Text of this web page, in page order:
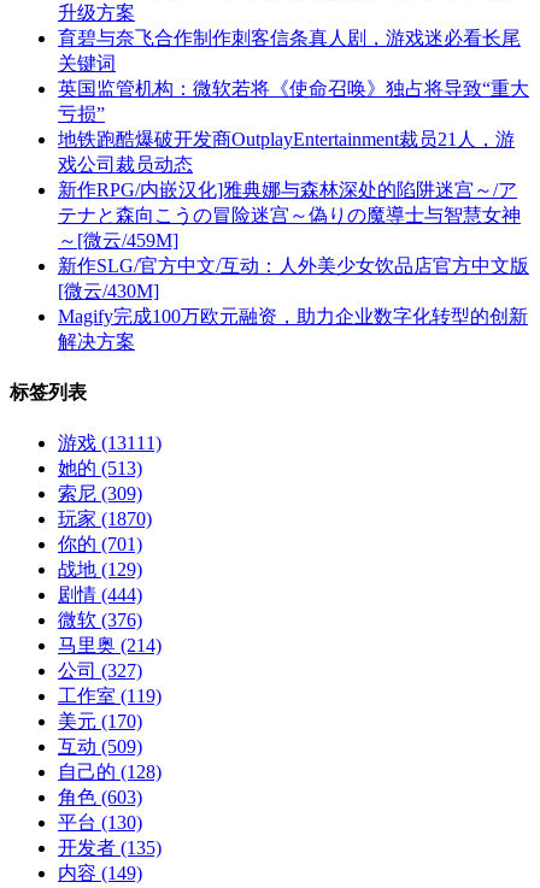
升级方案
育碧与奈飞合作制作刺客信条真人剧，游戏迷必看长尾
关键词
英国监管机构：微软若将《使命召唤》独占将导致“重大
亏损”
地铁跑酷爆破开发商OutplayEntertainment裁员21人，游
戏公司裁员动态
新作RPG/内嵌汉化]雅典娜与森林深处的陷阱迷宫～/ア
テナと森向こうの冒险迷宫～偽りの魔導士与智慧女神
～[微云/459M]
新作SLG/官方中文/互动：人外美少女饮品店官方中文版
[微云/430M]
Magify完成100万欧元融资，助力企业数字化转型的创新
解决方案
标签列表
游戏 (13111)
她的 (513)
索尼 (309)
玩家 (1870)
你的 (701)
战地 (129)
剧情 (444)
微软 (376)
马里奥 (214)
公司 (327)
工作室 (119)
美元 (170)
互动 (509)
自己的 (128)
角色 (603)
平台 (130)
开发者 (135)
内容 (149)